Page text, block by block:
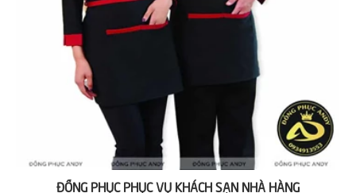
ĐỒNG PHỤC PHỤC VỤ KHÁCH SẠN NHÀ HÀNG